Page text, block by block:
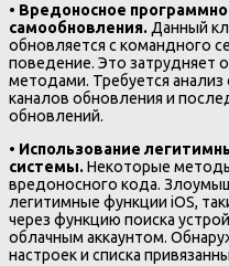
• Вредоносное
самообновления. Данный
обновляется с командного
поведение. Это затрудняет
методами. Требуется
каналов обновления и
обновлений.
• Использование
системы.Некоторые
вредоносного кода.
легитимные функции iOS,
через функцию поиска
облачным аккаунтом.
настроек и списка